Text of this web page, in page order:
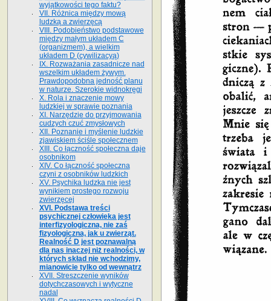
wyjątkowości tego faktu?
VII. Różnica między mową
ludzką a zwierzęcą
VIII. Podobieństwo podstawowe
między małym układem C
(organizmem), a wielkim
układem D (cywilizacyą)
IX. Rozważania zasadnicze nad
wszelkim układem żywym.
Prawdopodobna jedność planu
w naturze. Szerokie widnokręgi
X. Rola i znaczenie mowy
ludzkiej w sprawie poznania
XI. Narzędzie do przyjmowania
cudzych czuć zmysłowych
XII. Poznanie i myślenie ludzkie
zjawiskiem ściśle społecznem
XIII. Co łączność społeczna daje
osobnikom
XIV. Co łączność społeczna
czyni z osobników ludzkich
XV. Psychika ludzka nie jest
wynikiem prostego rozwoju
zwierzęcej
XVI. Podstawa treści
psychicznej człowieka jest
interfizyologiczna, nie zaś
fizyologiczna, jak u zwierząt.
Realność D jest poznawalną
dla nas inaczej niż realności, w
których skład nie wchodzimy,
mianowicie tylko od wewnątrz
XVII. Streszczenie wyników
dotychczasowych i wytyczne
nadal